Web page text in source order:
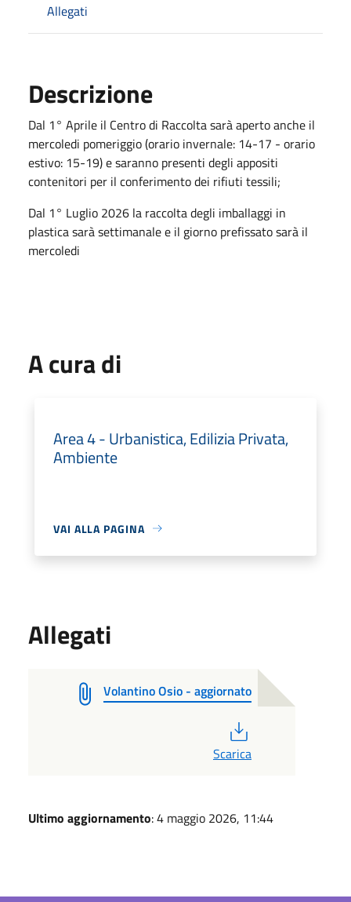
Allegati
Descrizione
Dal 1° Aprile il Centro di Raccolta sarà aperto anche il
mercoledi pomeriggio (orario invernale: 14-17 - orario
estivo: 15-19) e saranno presenti degli appositi
contenitori per il conferimento dei rifiuti tessili;
Dal 1° Luglio 2026 la raccolta degli imballaggi in
plastica sarà settimanale e il giorno prefissato sarà il
mercoledi
A cura di
Area 4 - Urbanistica, Edilizia Privata,
Ambiente
VAI ALLA PAGINA
Allegati
Volantino Osio - aggiornato
Scarica
Ultimo aggiornamento: 4 maggio 2026, 11:44